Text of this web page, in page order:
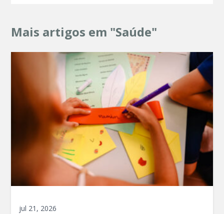
Mais artigos em "Saúde"
jul 21, 2026